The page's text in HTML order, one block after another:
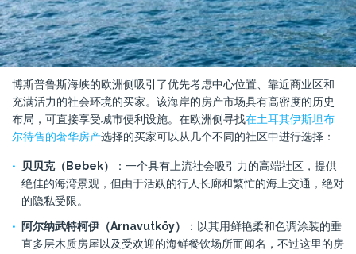
博斯普鲁斯海峡的欧洲侧吸引了优先考虑中心位置、靠近商业区和
充满活力的社会环境的买家。该海岸的房产市场具有高密度的历史
布局，可直接享受城市便利设施。在欧洲侧寻找在土耳其伊斯坦布
尔待售的奢华房产选择的买家可以从几个不同的社区中进行选择：
贝贝克（Bebek）
：一个具有上流社会吸引力的高端社区，提供
绝佳的海湾景观，但由于活跃的行人长廊和繁忙的海上交通，绝对
的隐私受限。
阿尔纳武特柯伊（Arnavutköy）
：以其用鲜艳柔和色调涂装的垂
直多层木质房屋以及受欢迎的海鲜餐饮场所而闻名，不过这里的房